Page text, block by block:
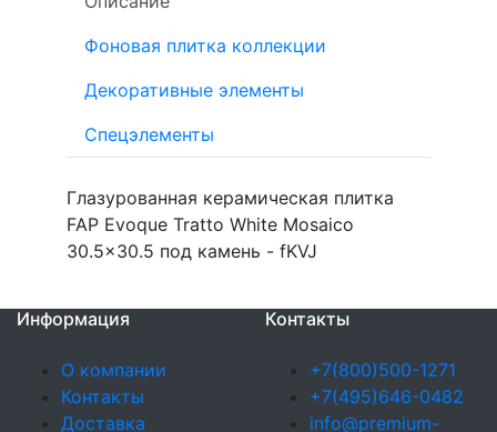
Фоновая плитка коллекции
Декоративные элементы
Спецэлементы
Глазурованная керамическая плитка
FAP Evoque Tratto White Mosaico
30.5x30.5 под камень - fKVJ
Информация
О компании
Контакты
Доставка
Контакты
+7(800)500-1271
+7(495)646-0482
info@premium-